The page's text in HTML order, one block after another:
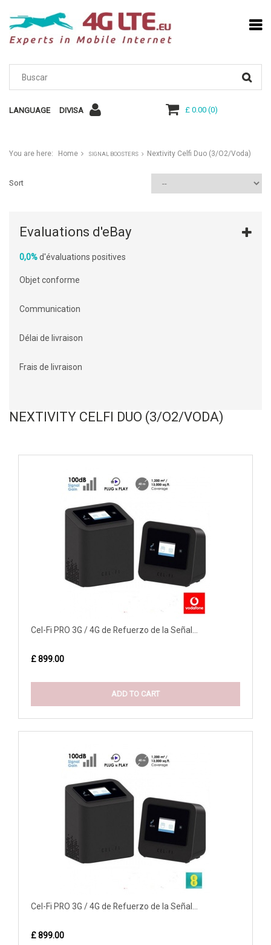
LANGUAGE DIVISA £ 0.00(0)
You are here: Home SIGNAL BOOSTERS Nextivity Celfi Duo (3/O2/Voda)
Sort
Evaluations d'eBay
0,0%d'évaluations positives
Objet conforme
Communication
Délai de livraison
Frais de livraison
NEXTIVITY CELFI DUO (3/O2/VODA)
Cel-Fi PRO 3G / 4G de Refuerzo de la Señal...
£ 899.00
ADD TO CART
Cel-Fi PRO 3G / 4G de Refuerzo de la Señal...
£ 899.00